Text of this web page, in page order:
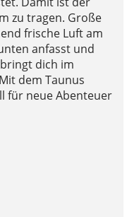
zu tragen. Große
frische Luft am
anfasst und
dich im
dem Taunus
für neue Abenteuer